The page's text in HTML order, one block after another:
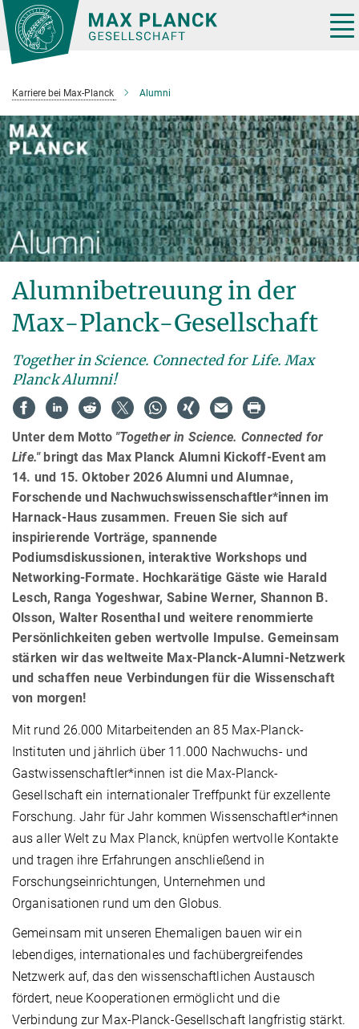
Hauptinhalt
Karriere bei Max-Planck Alumni
Alumnibetreuung in der
Max-Planck-Gesellschaft
Together in Science. Connected for Life. Max
Planck Alumni!
Unter dem Motto "Together in Science. Connected for
Life."bringt das Max Planck Alumni Kickoff-Event am
14. und 15. Oktober 2026 Alumni und Alumnae,
Forschende und Nachwuchswissenschaftler*innen im
Harnack-Haus zusammen. Freuen Sie sich auf
inspirierende Vorträge, spannende
Podiumsdiskussionen, interaktive Workshops und
Networking-Formate. Hochkarätige Gäste wie Harald
Lesch, Ranga Yogeshwar, Sabine Werner, Shannon B.
Olsson, Walter Rosenthal und weitere renommierte
Persönlichkeiten geben wertvolle Impulse. Gemeinsam
stärken wir das weltweite Max-Planck-Alumni-Netzwerk
und schaffen neue Verbindungen für die Wissenschaft
von morgen!
Mit rund 26.000 Mitarbeitenden an 85 Max-Planck-
Instituten und jährlich über 11.000 Nachwuchs- und
Gastwissenschaftler*innen ist die Max-Planck-
Gesellschaft ein internationaler Treffpunkt für exzellente
Forschung. Jahr für Jahr kommen Wissenschaftler*innen
aus aller Welt zu Max Planck, knüpfen wertvolle Kontakte
und tragen ihre Erfahrungen anschließend in
Forschungseinrichtungen, Unternehmen und
Organisationen rund um den Globus.
Gemeinsam mit unseren Ehemaligen bauen wir ein
lebendiges, internationales und fachübergreifendes
Netzwerk auf, das den wissenschaftlichen Austausch
fördert, neue Kooperationen ermöglicht und die
Verbindung zur Max-Planck-Gesellschaft langfristig stärkt.